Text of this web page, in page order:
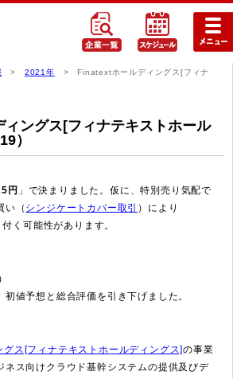
> 2021年 > Finatextホールディングス[フィナ
ングス[フィナテキストホール
）
円 」で決まりました。仮に、特別売り気配で
い（ シンジケートカバー取引
）により
く可能性があります。
値予想と総合評価を引き下げました。
ス[フィナテキストホールディングス]の事業
ネス向けクラウド基幹システムの提供及びデ